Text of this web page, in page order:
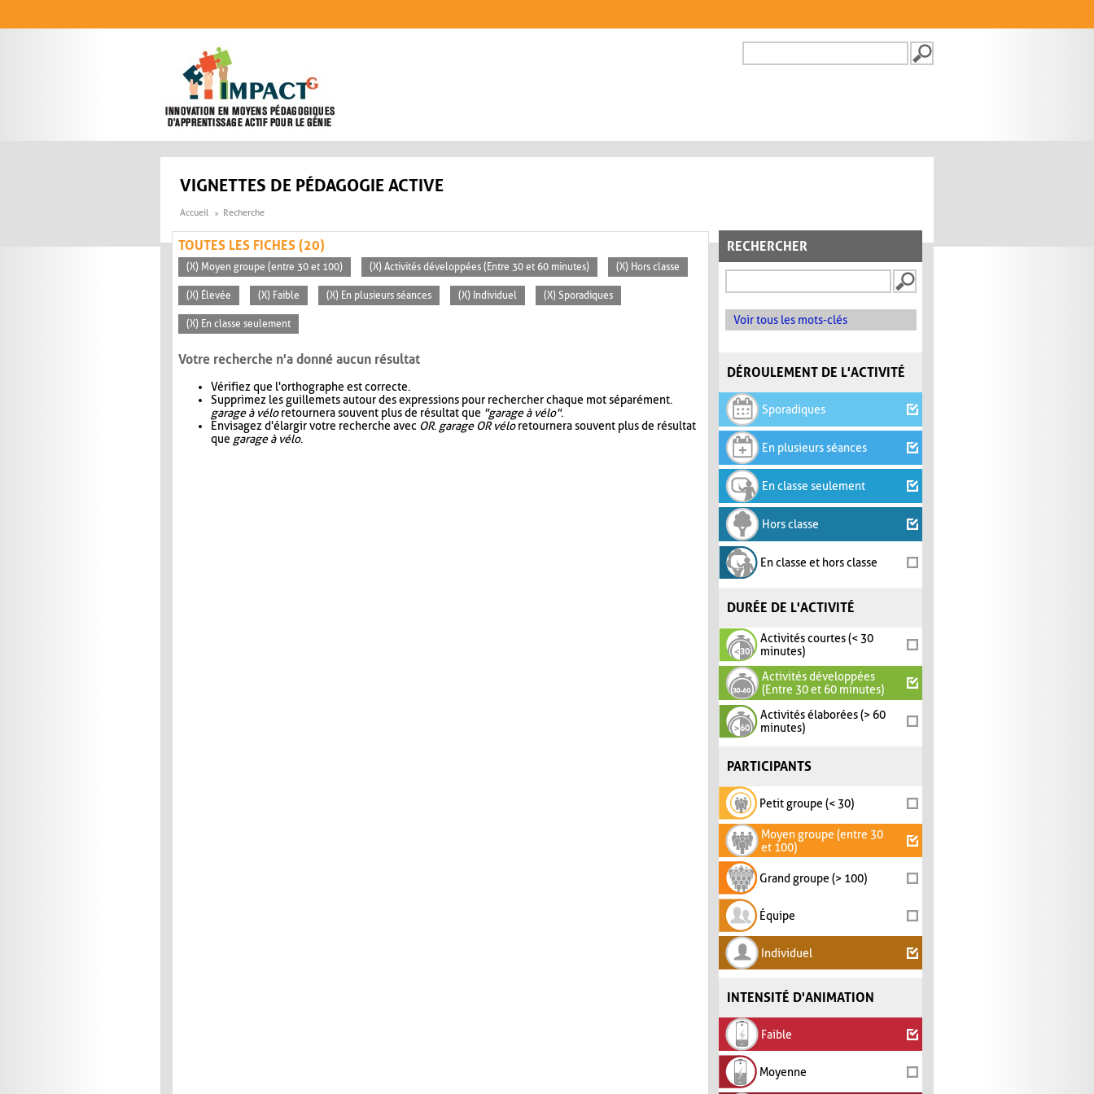
FORMULAIRE DE
VIGNETTES DE PÉDAGOGIE ACTIVE
Accueil Recherche
RECHERCHER
Voir tous les mots-clés
DÉROULEMENT DE L'ACTIVITÉ
Sporadiques
En plusieurs séances
En classe seulement
Hors classe
En classe et hors classe
DURÉE DE L'ACTIVITÉ
Activités courtes (< 30
minutes)
Activités développées
(Entre 30 et 60 minutes)
Activités élaborées (> 60
minutes)
PARTICIPANTS
Petit groupe (< 30)
Moyen groupe (entre 30
et 100)
Grand groupe (> 100)
Équipe
Individuel
INTENSITÉ D'ANIMATION
Faible
Moyenne
TOUTES LES FICHES (20)
(X) Moyen groupe (entre 30 et 100) (X) Activités développées (Entre 30 et 60 minutes) (X) Hors classe
(X) Élevée (X) Faible (X) En plusieurs séances (X) Individuel (X) Sporadiques
(X) En classe seulement
Votre recherche n'a donné aucun résultat
Vérifiez que l'orthographe est correcte.
Supprimez les guillemets autour des expressions pour rechercher chaque mot séparément.
garage à véloretournera souvent plus de résultat que "garage à vélo".
Envisagez d'élargir votre recherche avec OR. garage OR véloretournera souvent plus de résultat
que garage à vélo.